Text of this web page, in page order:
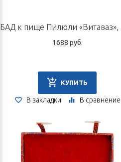
1688 руб.
КУПИТЬ
В закладки В сравнение